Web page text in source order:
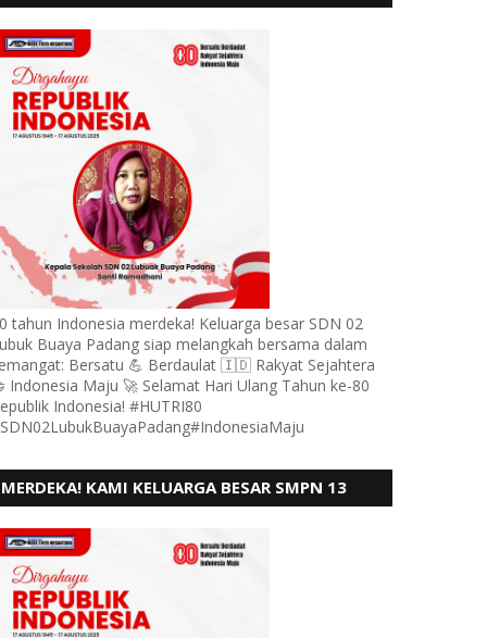
MENGUCAPKAN HUT RI KE - 80,
tahun Indonesia merdeka! Keluarga besar SDN 02
Buaya Padang siap melangkah bersama dalam
Bersatu 💪 Berdaulat 🇮🇩 Rakyat Sejahtera
Indonesia Maju 🚀 Selamat Hari Ulang Tahun ke-80
Indonesia! #HUTRI80
MERDEKA! KAMI KELUARGA BESAR SMPN 13